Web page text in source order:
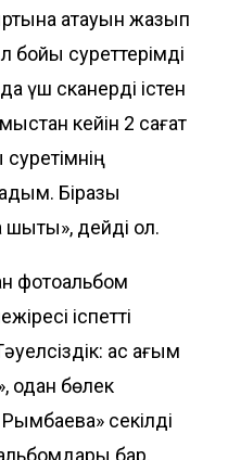
атауын жазып
бойы суреттерімді
үш сканерді істен
кейін 2 сағат
Біразы
дейді ол.
фотоальбом
іспетті
қас қағым
одан бөлек
секілді
бар.